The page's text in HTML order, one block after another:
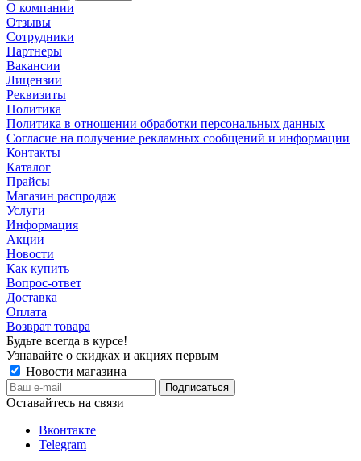
О компании
Отзывы
Сотрудники
Партнеры
Вакансии
Лицензии
Реквизиты
Политика
Политика в отношении обработки персональных данных
Согласие на получение рекламных сообщений и информации
Контакты
Каталог
Прайсы
Магазин распродаж
Услуги
Информация
Акции
Новости
Как купить
Вопрос-ответ
Доставка
Оплата
Возврат товара
Будьте всегда в курсе!
Узнавайте о скидках и акциях первым
Новости магазина
Оставайтесь на связи
Вконтакте
Telegram